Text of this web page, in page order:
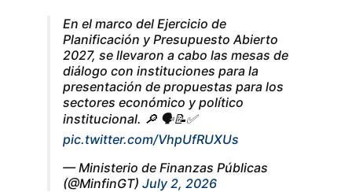
En el marco del Ejercicio de
Planificación y Presupuesto Abierto
2027, se llevaron a cabo las mesas de
diálogo con instituciones para la
presentación de propuestas para los
sectores económico y político
institucional. 🔎 🗣️📝✅
pic.twitter.com/VhpUfRUXUs
— Ministerio de Finanzas Públicas
(@MinfinGT) July 2, 2026